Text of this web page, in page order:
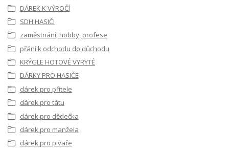
DÁREK K VÝROČÍ
SDH HASIČI
zaměstnání, hobby, profese
přání k odchodu do důchodu
KRÝGLE HOTOVÉ VYRYTÉ
DÁRKY PRO HASIČE
dárek pro přítele
dárek pro tátu
dárek pro dědečka
dárek pro manžela
dárek pro pivaře